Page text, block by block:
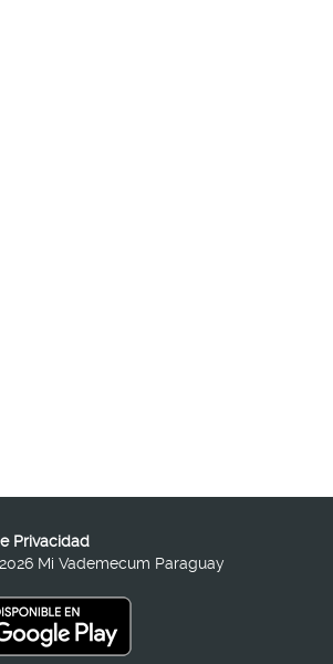
Privacidad
Mi Vademecum Paraguay